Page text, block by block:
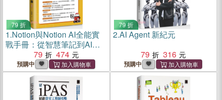
79 折
1.Notion與Notion AI全能實
戰手冊：從智慧筆記到AI
Agent，打造生活、學習與職
場高效工作流
79 474
預購中
79 折
2.AI Agent 新紀元
79
316
預購中